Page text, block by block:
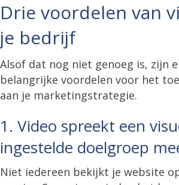
Drie voordelen van
je bedrijf
Alsof dat nog niet genoeg is, zijn
belangrijke voordelen voor het
aan je marketingstrategie.
1. Video spreekt een
ingestelde doelgroep
Niet iedereen bekijkt je website